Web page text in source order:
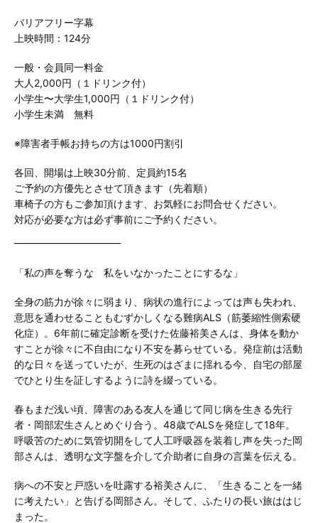
バリアフリー字幕
上映時間：124分
一般・会員同一料金
大人2,000円（１ドリンク付）
小学生〜大学生1,000円（１ドリンク付）
小学生未満 無料
※障害者手帳お持ちの方は1000円割引
各回、開場は上映30分前、定員約15名
ご予約の方優先とさせて頂きます（先着順）
車椅子の方もご参加頂けます、お気軽にお問合せください。
対応が必要な方は必ず事前にご予約ください。
「私の声を奪うな 私をいなかったことにするな」
全身の筋力が徐々に弱まり、病状の進行によっては声も失われ、
意思を通わせることもむずかしくなる難病ALS（筋萎縮性側索硬
化症）。6年前に確定診断を受けた佐藤裕美さんは、身体を動か
すことが徐々に不自由になり不安を募らせている。発症前は活動
的な日々を送っていたが、生死のはざまに揺れる今、自宅の部屋
でひとり生を証しするように詩を綴っている。
春もまだ浅い頃、障害のある友人を通じて同じ病を生きる先行
者・岡部宏生さんとめぐり合う。48歳でALSを発症して18年。
呼吸苦のために気管切開をして人工呼吸器を装着し声を失った岡
部さんは、透明な文字盤を介して介助者に自身の言葉を伝える。
病への不安と戸惑いを吐露する裕美さんに、「生きることを一緒
に考えたい」と告げる岡部さん。そして、ふたりの長い旅ははじ
まった。